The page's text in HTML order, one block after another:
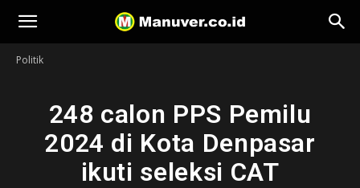
Manuver
Politik
248 calon PPS Pemilu
2024 di Kota Denpasar
ikuti seleksi CAT